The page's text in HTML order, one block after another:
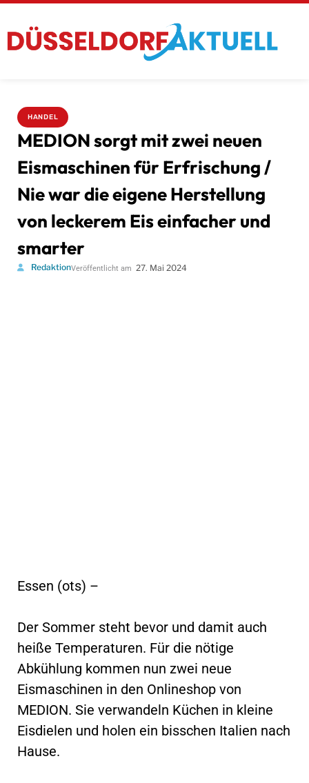
HANDEL
MEDION sorgt mit zwei neuen
Eismaschinen für Erfrischung /
Nie war die eigene Herstellung
von leckerem Eis einfacher und
smarter
RedaktionVeröffentlicht am 27. Mai 2024
Essen (ots) –
Der Sommer steht bevor und damit auch
heiße Temperaturen. Für die nötige
Abkühlung kommen nun zwei neue
Eismaschinen in den Onlineshop von
MEDION. Sie verwandeln Küchen in kleine
Eisdielen und holen ein bisschen Italien nach
Hause.